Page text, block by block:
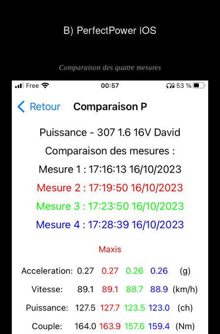
B) PerfectPower iOS
Comparaison des quatre mesures